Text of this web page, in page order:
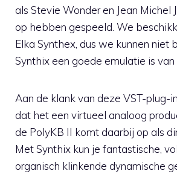
als Stevie Wonder en Jean Michel
op hebben gespeeld. We
Elka Synthex, dus we kunnen niet
Synthix een goede emulatie is van
Aan de klank van deze VST-plug-
dat het een virtueel analoog
de PolyKB II komt daarbij op als
Met Synthix kun je fantastische,
organisch klinkende dynamische